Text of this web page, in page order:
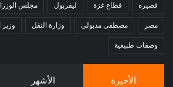
قصيره قطاع غزة ليفربول مجلس
مصر مصطفى مدبولي وزارة النقل وزير
وصفات طبيعية
الأخيرة الأشهر